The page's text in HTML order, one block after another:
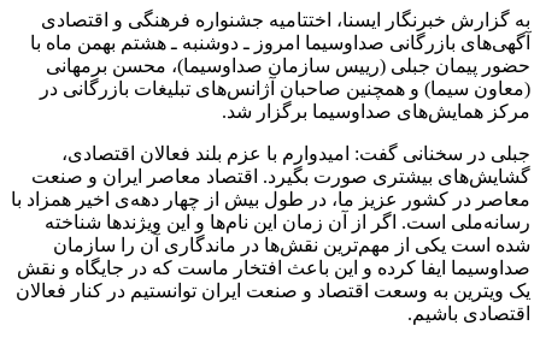
به گزارش خبرنگار ایسنا، اختتامیه جشنواره فرهنگی و اقتصادی
آگهی‌های بازرگانی صداوسیما امروز ـ دوشنبه ـ هشتم بهمن ماه با
حضور پیمان جبلی (رییس سازمان صداوسیما)، محسن برمهانی
(معاون سیما) و همچنین صاحبان آژانس‌های تبلیغات بازرگانی در
مرکز همایش‌های صداوسیما برگزار شد.
جبلی در سخنانی گفت: امیدوارم با عزم بلند فعالان اقتصادی،
گشایش‌های بیشتری صورت بگیرد. اقتصاد معاصر ایران و صنعت
معاصر در کشور عزیز ما، در طول بیش از چهار دهه‌ی اخیر همزاد با
رسانه‌ملی است. اگر از آن زمان این نام‌ها و این ویژندها شناخته
شده است یکی از مهم‌ترین نقش‌ها در ماندگاری آن را سازمان
صداوسیما ایفا کرده و این باعث افتخار ماست که در جایگاه و نقش
یک ویترین به وسعت اقتصاد و صنعت ایران توانستیم در کنار فعالان
اقتصادی باشیم.